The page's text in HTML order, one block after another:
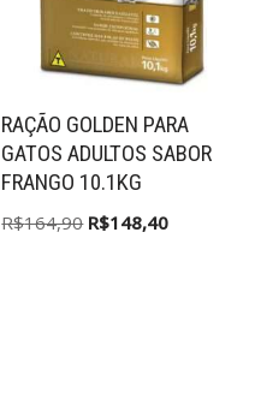
RAÇÃO GOLDEN PARA
GATOS ADULTOS SABOR
FRANGO 10.1KG
R$164,90 R$148,40